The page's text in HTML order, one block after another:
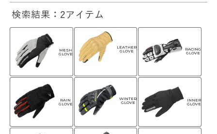
検索結果：2アイテム
MESH
GLOVE
LEATHER
GLOVE
RACING
GLOVE
RAIN
GLOVE
WINTER
GLOVE
INNER
GLOVE